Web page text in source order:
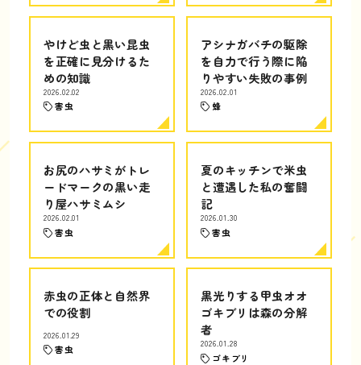
やけど虫と黒い昆虫
を正確に見分けるた
めの知識
2026.02.02
害虫
アシナガバチの駆除
を自力で行う際に陥
りやすい失敗の事例
2026.02.01
蜂
お尻のハサミがトレ
ードマークの黒い走
り屋ハサミムシ
2026.02.01
害虫
夏のキッチンで米虫
と遭遇した私の奮闘
記
2026.01.30
害虫
赤虫の正体と自然界
での役割
2026.01.29
害虫
黒光りする甲虫オオ
ゴキブリは森の分解
者
2026.01.28
ゴキブリ